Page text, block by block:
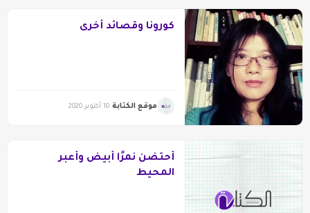
كورونا وقصائد أخرى
موقع الكتابة 10 أكتوبر 2020
أحتضن نمرًا أبيض وأعبر
المحيط